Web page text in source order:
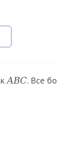
ABC. Все